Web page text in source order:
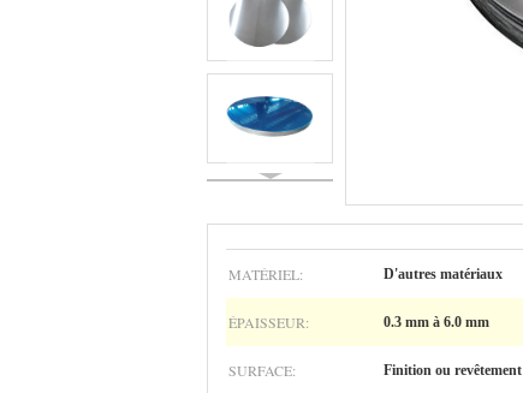
MATÉRIEL: D'autres matériaux
ÉPAISSEUR: 0.3 mm à 6.0 mm
SURFACE: Finition ou revêtement